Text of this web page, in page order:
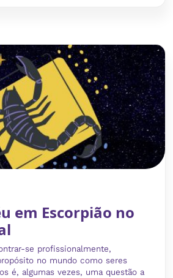
em Escorpião no
se profissionalmente,
no mundo como seres
é, algumas vezes, uma questão a